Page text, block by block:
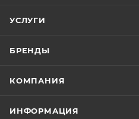
УСЛУГИ
БРЕНДЫ
КОМПАНИЯ
ИНФОРМАЦИЯ